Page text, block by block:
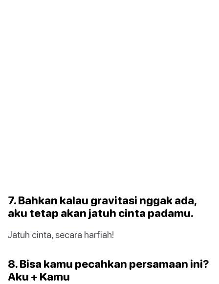
7. Bahkan kalau gravitasi nggak ada,
aku tetap akan jatuh cinta padamu.
Jatuh cinta, secara harfiah!
8. Bisa kamu pecahkan persamaan ini?
Aku + Kamu